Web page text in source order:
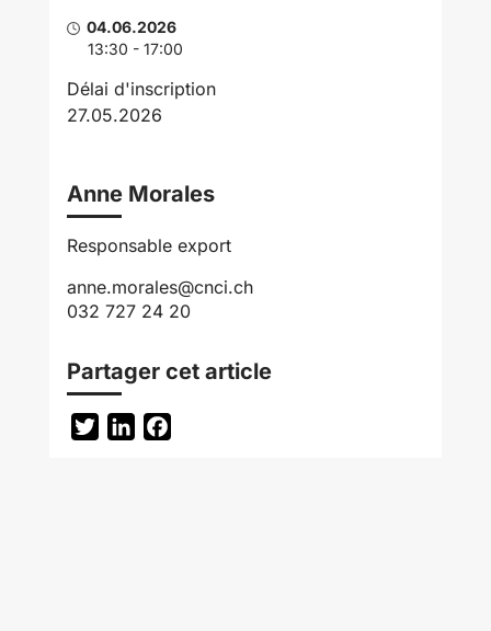
04.06.2026
13:30 - 17:00
Délai d'inscription
27.05.2026
Anne Morales
Responsable export
anne.morales@cnci.ch
032 727 24 20
Partager cet article
TwitterLinkedIn